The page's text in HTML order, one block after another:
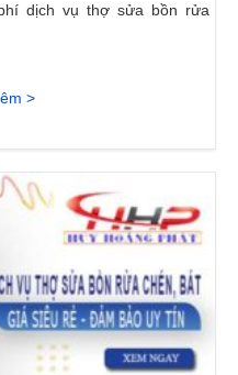
dịch vụ thợ sửa bồn rửa
>